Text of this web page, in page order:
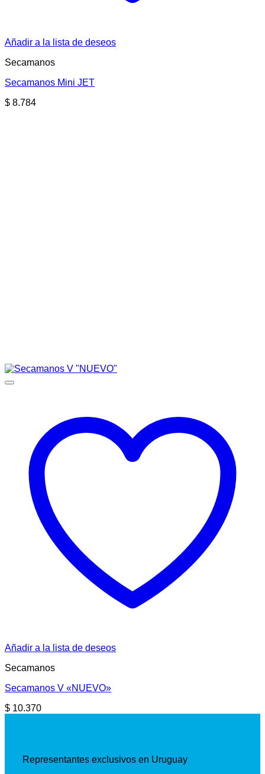
Añadir a la lista de deseos
Secamanos
Secamanos Mini JET
$ 8.784
Añadir a la lista de deseos
Secamanos
Secamanos V «NUEVO»
$ 10.370
Representantes exclusivos en Uruguay